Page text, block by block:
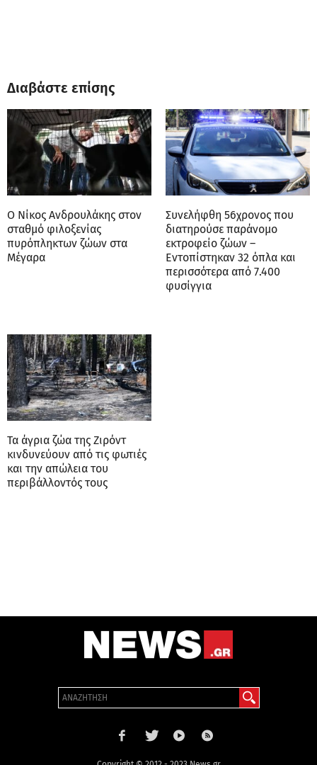
Διαβάστε επίσης
Ο Νίκος Ανδρουλάκης στον
σταθμό φιλοξενίας
πυρόπληκτων ζώων στα
Μέγαρα
Συνελήφθη 56χρονος που
διατηρούσε παράνομο
εκτροφείο ζώων –
Εντοπίστηκαν 32 όπλα και
περισσότερα από 7.400
φυσίγγια
Τα άγρια ζώα της Ζιρόντ
κινδυνεύουν από τις φωτιές
και την απώλεια του
περιβάλλοντός τους